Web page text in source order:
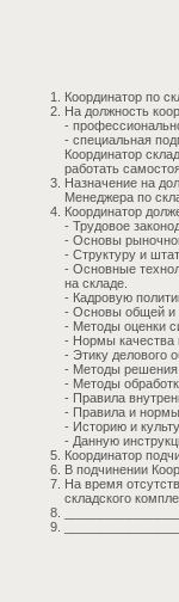
Координатор по
На должность
-
- специальная
Координатор
работать
Назначение на
Менеджера по
Координатор
- Трудовое
- Основы
- Структуру и
- Основные
на складе.
- Кадровую
- Основы общей и
- Методы оценки
- Нормы качества
- Этику делового
- Методы решения
- Методы
- Правила
- Правила и
- Историю и
- Данную
Координатор
В подчинении
На время
складского